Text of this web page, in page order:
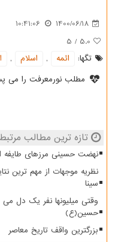
1400/06/18
10:41:06
5.0
/
5
تگها:
ائمه , اسلام ,
مطلب نورمعرفت را می
تازه ترین مطالب
نهضت حسینی مرزهای
نظریه موجهات از مهم ترین
سینا
وقتی میلیونها نفر یک دل می
حسین(ع)
بزرگترین واقف تاریخ معاصر